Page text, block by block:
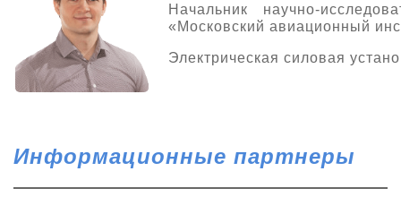
Начальник научно-
«Московский авиационный
Электрическая силовая
Информационные партнеры